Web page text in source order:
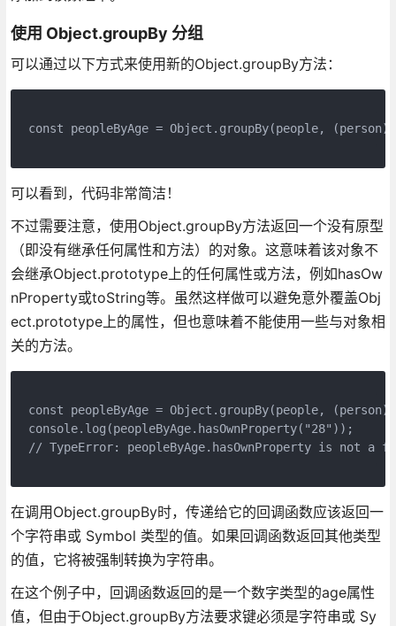
使用 Object.groupBy 分组
可以通过以下方式来使用新的Object.groupBy方法：
const peopleByAge = Object.groupBy(people,
可以看到，代码非常简洁！
不过需要注意，使用Object.groupBy方法返回一个没有原型
（即没有继承任何属性和方法）的对象。这意味着该对象不
会继承Object.prototype上的任何属性或方法，例如hasOw
nProperty或toString等。虽然这样做可以避免意外覆盖Obj
ect.prototype上的属性，但也意味着不能使用一些与对象相
关的方法。
const peopleByAge = Object.groupBy(people,
console.log(peopleByAge.hasOwnProperty("28"));
// TypeError: peopleByAge.hasOwnProperty is not a
在调用Object.groupBy时，传递给它的回调函数应该返回一
个字符串或 Symbol 类型的值。如果回调函数返回其他类型
的值，它将被强制转换为字符串。
在这个例子中，回调函数返回的是一个数字类型的age属性
值，但由于Object.groupBy方法要求键必须是字符串或 Sy